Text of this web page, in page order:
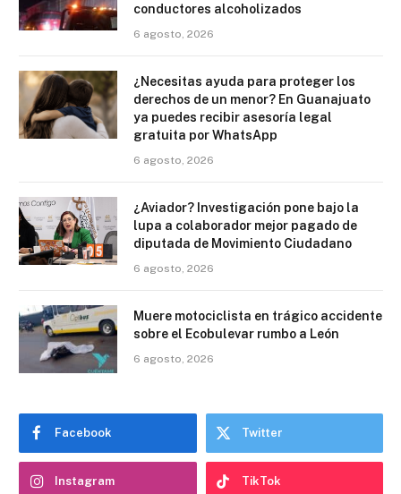
conductores alcoholizados
6 agosto, 2026
¿Necesitas ayuda para proteger los
derechos de un menor? En Guanajuato
ya puedes recibir asesoría legal
gratuita por WhatsApp
6 agosto, 2026
¿Aviador? Investigación pone bajo la
lupa a colaborador mejor pagado de
diputada de Movimiento Ciudadano
6 agosto, 2026
Muere motociclista en trágico accidente
sobre el Ecobulevar rumbo a León
6 agosto, 2026
Facebook Twitter
Instagram TikTok